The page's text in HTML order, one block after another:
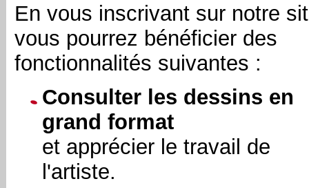
En vous inscrivant sur notre
vous pourrez bénéficier des
fonctionnalités suivantes :
Consulter les dessins en
grand format
et apprécier le travail de
l'artiste.